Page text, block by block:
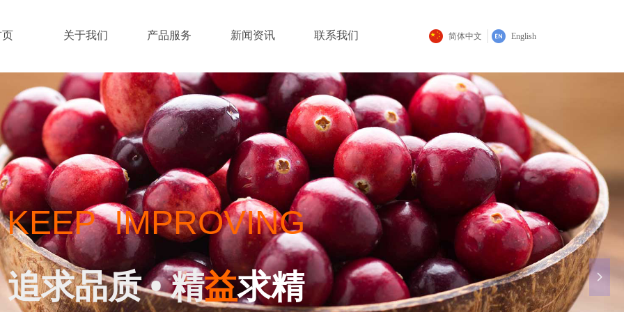
页 关于我们 产品服务 新闻资讯 联系我们 简体中文 English
追求品质 • 精益求精 넲